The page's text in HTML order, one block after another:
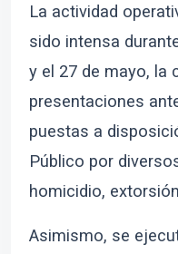
La actividad
sido intensa
y el 27 de mayo, la
presentaciones
puestas a
Público por
homicidio,
Asimismo, se